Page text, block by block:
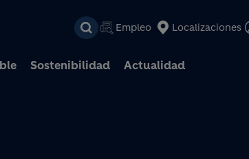
Pasar al contenido principal
Empleo Localizaciones
Sostenibilidad Actualidad